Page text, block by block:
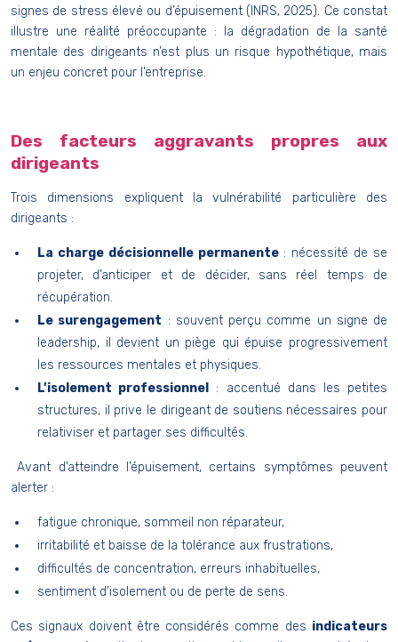
signes de stress élevé ou d’épuisement (INRS, 2025). Ce constat
illustre une réalité préoccupante : la dégradation de la santé
mentale des dirigeants n’est plus un risque hypothétique, mais
un enjeu concret pour l’entreprise.
Des facteurs aggravants propres aux
dirigeants
Trois dimensions expliquent la vulnérabilité particulière des
dirigeants :
La charge décisionnelle permanente: nécessité de se
projeter, d’anticiper et de décider, sans réel temps de
récupération.
Le surengagement : souvent perçu comme un signe de
leadership, il devient un piège qui épuise progressivement
les ressources mentales et physiques.
L’isolement professionnel
: accentué dans les petites
structures, il prive le dirigeant de soutiens nécessaires pour
relativiser et partager ses difficultés.
Avant d’atteindre l’épuisement, certains symptômes peuvent
alerter :
fatigue chronique, sommeil non réparateur,
irritabilité et baisse de la tolérance aux frustrations,
difficultés de concentration, erreurs inhabituelles,
sentiment d’isolement ou de perte de sens.
Ces signaux doivent être considérés comme des indicateurs